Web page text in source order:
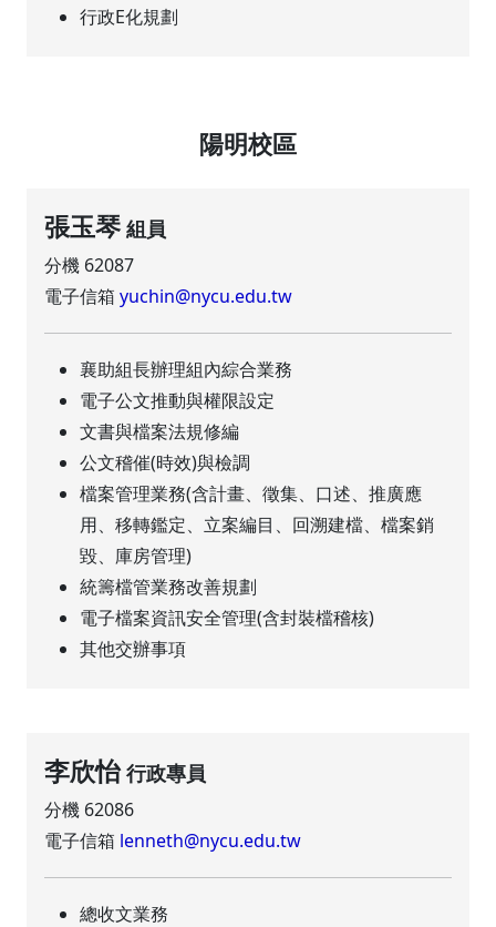
行政E化規劃
陽明校區
張玉琴 組員
分機 62087
電子信箱yuchin@nycu.edu.tw
襄助組長辦理組內綜合業務
電子公文推動與權限設定
文書與檔案法規修編
公文稽催(時效)與檢調
檔案管理業務(含計畫、徵集、口述、推廣應
用、移轉鑑定、立案編目、回溯建檔、檔案銷
毀、庫房管理)
統籌檔管業務改善規劃
電子檔案資訊安全管理(含封裝檔稽核)
其他交辦事項
李欣怡行政專員
分機 62086
電子信箱 lenneth@nycu.edu.tw
總收文業務